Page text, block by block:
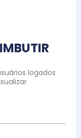
logados